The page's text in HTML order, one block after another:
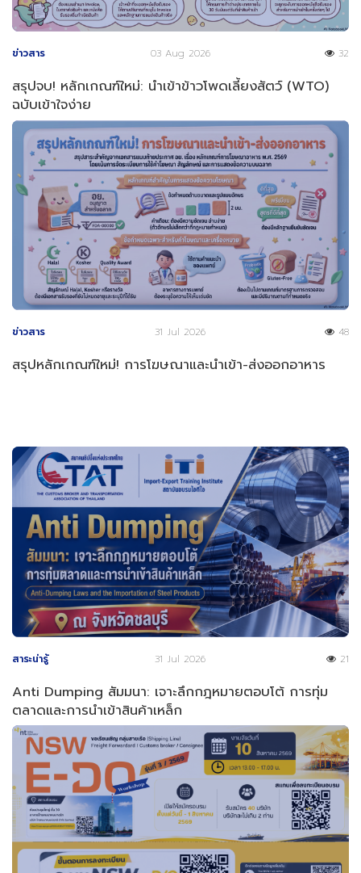
ข่าวสาร 03 Aug 2026 32
สรุปจบ! หลักเกณฑ์ใหม่: นำเข้าข้าวโพดเลี้ยงสัตว์ (WTO)
ฉบับเข้าใจง่าย
ข่าวสาร 31 Jul 2026 48
สรุปหลักเกณฑ์ใหม่! การโฆษณาและนำเข้า-ส่งออกอาหาร
สาระน่ารู้ 31 Jul 2026 21
Anti Dumping สัมมนา: เจาะลึกกฎหมายตอบโต้ การทุ่ม
ตลาดและการนำเข้าสินค้าเหล็ก